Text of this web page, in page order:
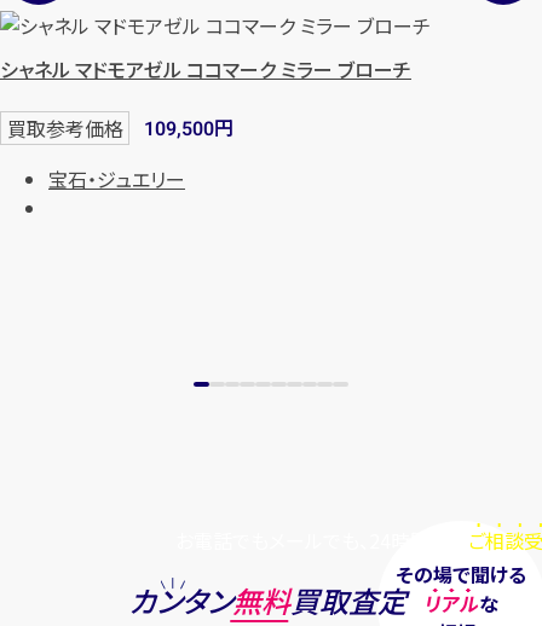
シャネル マドモアゼル ココマーク ミラー ブローチ
買取参考価格 109,500円
宝石・ジュエリー
ご相談
その場で聞ける
リアルな
カンタン無料買取査定